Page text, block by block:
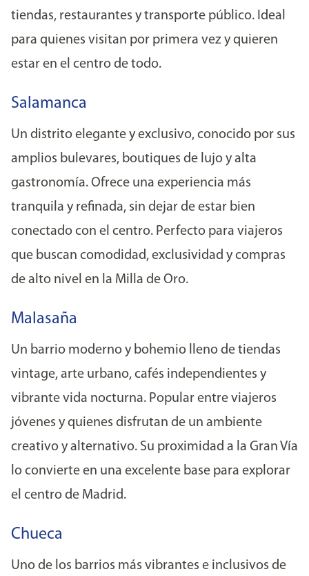
tiendas, restaurantes y transporte público. Ideal
para quienes visitan por primera vez y quieren
estar en el centro de todo.
Salamanca
Un distrito elegante y exclusivo, conocido por sus
amplios bulevares, boutiques de lujo y alta
gastronomía. Ofrece una experiencia más
tranquila y refinada, sin dejar de estar bien
conectado con el centro. Perfecto para viajeros
que buscan comodidad, exclusividad y compras
de alto nivel en la Milla de Oro.
Malasaña
Un barrio moderno y bohemio lleno de tiendas
vintage, arte urbano, cafés independientes y
vibrante vida nocturna. Popular entre viajeros
jóvenes y quienes disfrutan de un ambiente
creativo y alternativo. Su proximidad a la Gran Vía
lo convierte en una excelente base para explorar
el centro de Madrid.
Chueca
Uno de los barrios más vibrantes e inclusivos de